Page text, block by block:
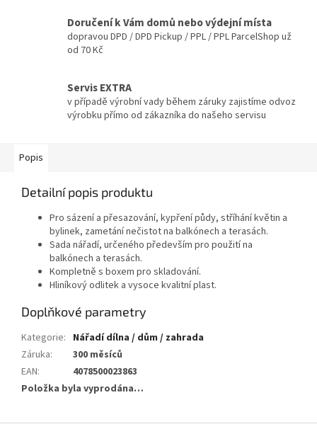
Doručení k Vám domů nebo výdejní místa
dopravou DPD / DPD Pickup / PPL / PPL ParcelShop už
od 70 Kč
Servis EXTRA
v případě výrobní vady během záruky zajistíme odvoz
výrobku přímo od zákazníka do našeho servisu
Popis
Detailní popis produktu
Pro sázení a přesazování, kypření půdy, stříhání květin a
bylinek, zametání nečistot na balkónech a terasách.
Sada nářadí, určeného především pro použití na
balkónech a terasách.
Kompletně s boxem pro skladování.
Hliníkový odlitek a vysoce kvalitní plast.
Doplňkové parametry
Kategorie: Nářadí dílna / dům / zahrada
Záruka:
300 měsíců
EAN:
4078500023863
Položka byla vyprodána…